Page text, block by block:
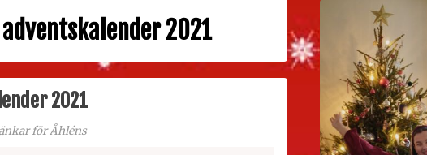
adventskalender 2021
2021
för Åhléns